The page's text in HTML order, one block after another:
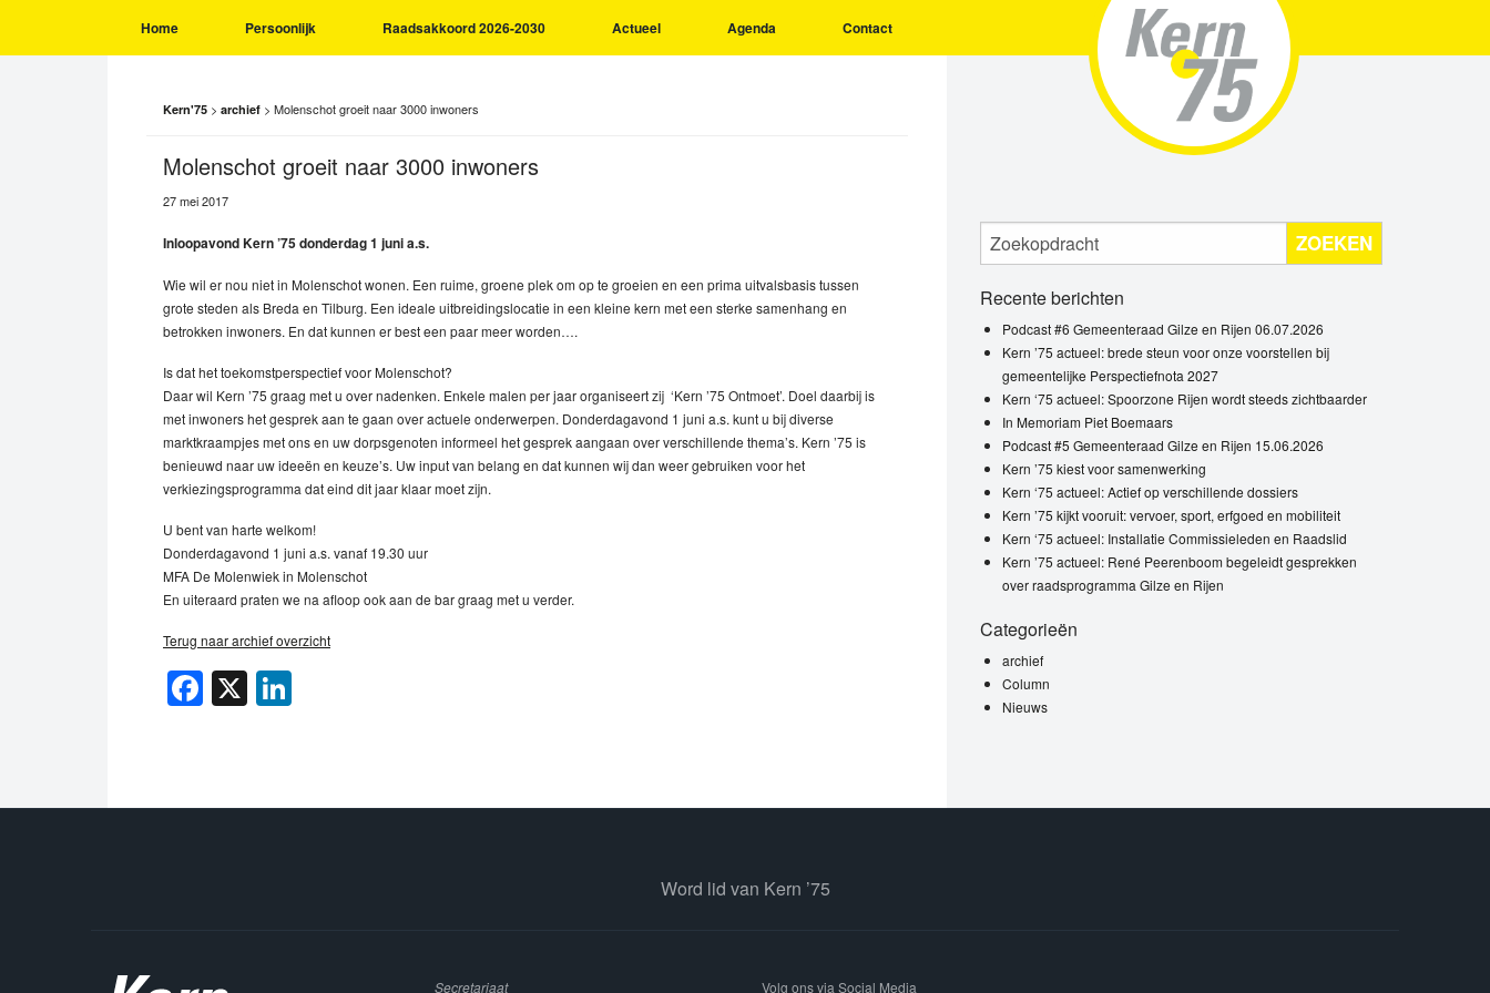
Home Persoonlijk Raadsakkoord 2026-2030 Actueel Agenda Contact
Kern'75 > archief > Molenschot groeit naar 3000 inwoners
Molenschot groeit naar 3000 inwoners
27 mei 2017
Inloopavond Kern ’75 donderdag 1 juni a.s.
Wie wil er nou niet in Molenschot wonen. Een ruime, groene plek om op te groeien en een prima uitvalsbasis tussen
grote steden als Breda en Tilburg. Een ideale uitbreidingslocatie in een kleine kern met een sterke samenhang en
betrokken inwoners. En dat kunnen er best een paar meer worden….
Is dat het toekomstperspectief voor Molenschot?
Daar wil Kern ’75 graag met u over nadenken. Enkele malen per jaar organiseert zij ‘Kern ’75 Ontmoet’. Doel daarbij is
met inwoners het gesprek aan te gaan over actuele onderwerpen. Donderdagavond 1 juni a.s. kunt u bij diverse
marktkraampjes met ons en uw dorpsgenoten informeel het gesprek aangaan over verschillende thema’s. Kern ’75 is
benieuwd naar uw ideeën en keuze’s. Uw input van belang en dat kunnen wij dan weer gebruiken voor het
verkiezingsprogramma dat eind dit jaar klaar moet zijn.
U bent van harte welkom!
Donderdagavond 1 juni a.s. vanaf 19.30 uur
MFA De Molenwiek in Molenschot
En uiteraard praten we na afloop ook aan de bar graag met u verder.
Terug naar archief overzicht
Facebook
X
ZOEKEN
Recente berichten
Podcast #6 Gemeenteraad Gilze en Rijen 06.07.2026
Kern ’75 actueel: brede steun voor onze voorstellen bij
gemeentelijke Perspectiefnota 2027
Kern ‘75 actueel: Spoorzone Rijen wordt steeds zichtbaarder
In Memoriam Piet Boemaars
Podcast #5 Gemeenteraad Gilze en Rijen 15.06.2026
Kern ’75 kiest voor samenwerking
Kern ‘75 actueel: Actief op verschillende dossiers
Kern ’75 kijkt vooruit: vervoer, sport, erfgoed en mobiliteit
Kern ‘75 actueel: Installatie Commissieleden en Raadslid
Kern ’75 actueel: René Peerenboom begeleidt gesprekken
over raadsprogramma Gilze en Rijen
Categorieën
archief
Column
Nieuws
Word lid van Kern ’75
Secretariaat Volg ons via Social Media